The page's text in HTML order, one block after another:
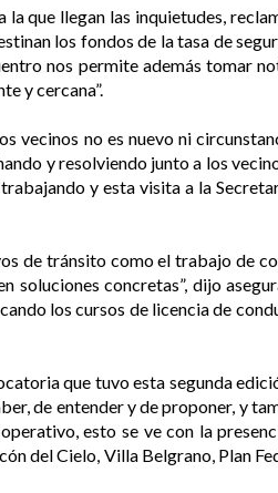
que llegan las inquietudes,
los fondos de la tasa de
nos permite además tomar
y cercana”.
vecinos no es nuevo ni
y resolviendo junto a los
y esta visita a la
de tránsito como el trabajo de
soluciones concretas”, dijo
los cursos de licencia de
que tuvo esta segunda
de entender y de proponer, y
esto se ve con la
del Cielo, Villa Belgrano, Plan